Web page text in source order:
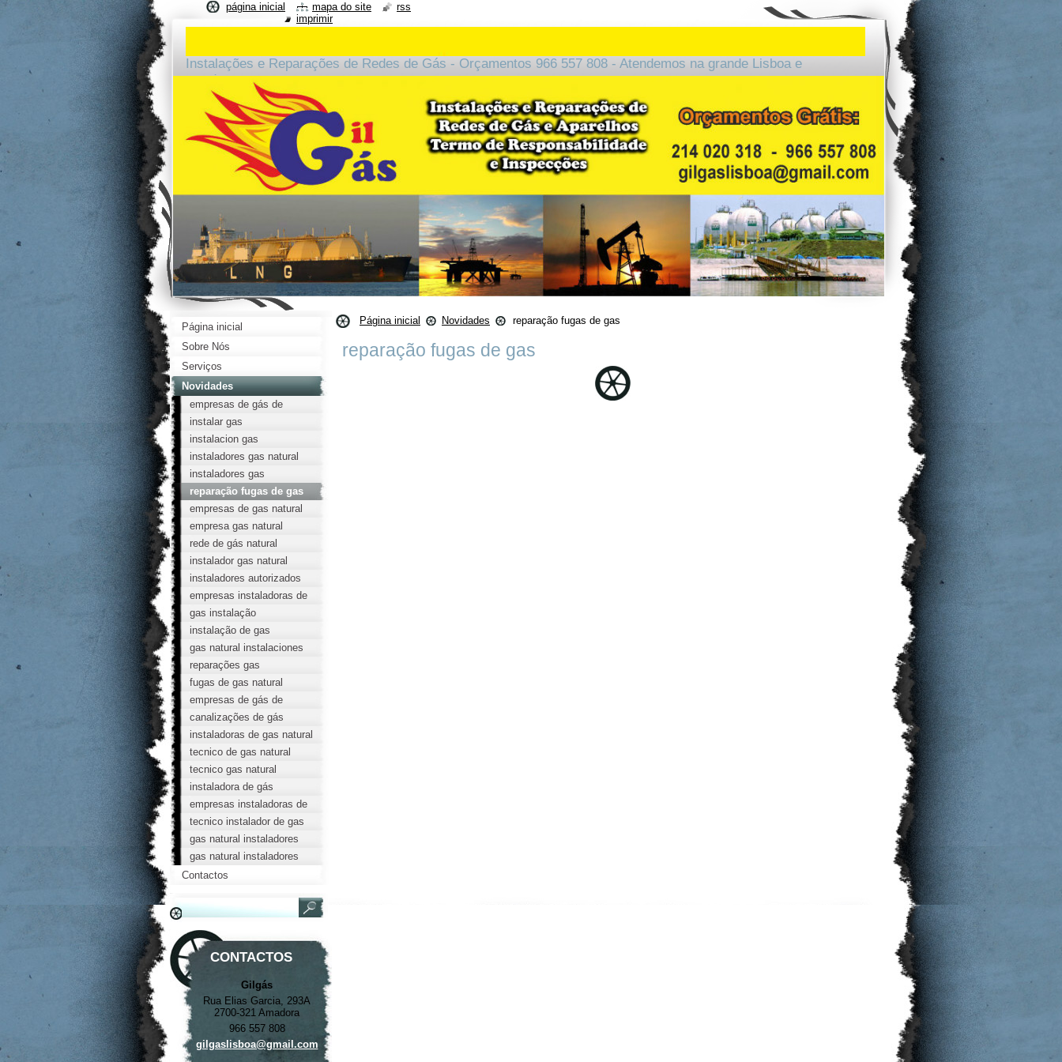
Instalações e Reparações de Redes de Gás - Orçamentos 966 557 808 - Atendemos na grande Lisboa e
arredores.
Página inicial Novidades reparação fugas de gas
reparação fugas de gas
Página inicial
Sobre Nós
Serviços
Novidades
empresas de gás de
cozinha
instalar gas
instalacion gas
instaladores gas natural
instaladores gas
reparação fugas de gas
empresas de gas natural
empresa gas natural
rede de gás natural
instalador gas natural
instaladores autorizados
gas natural
empresas instaladoras de
gas
gas instalação
instalação de gas
gas natural instalaciones
reparações gas
fugas de gas natural
empresas de gás de
cozinha
canalizações de gás
instaladoras de gas natural
tecnico de gas natural
tecnico gas natural
instaladora de gás
empresas instaladoras de
gas natural
tecnico instalador de gas
gas natural instaladores
autorizados
gas natural instaladores
autorizados
Contactos
CONTACTOS
Gilgás
Rua Elias Garcia, 293A
2700-321 Amadora
966 557 808
gilgaslisboa@gmail.com
página inicial mapa do site
rss
imprimir